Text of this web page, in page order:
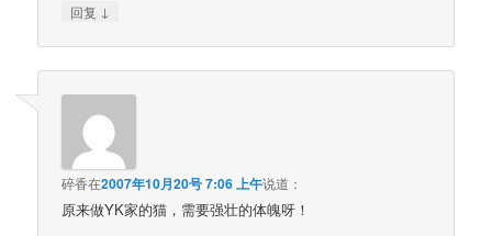
回复 ↓
碎香在2007年10月20号 7:06 上午说道：
原来做YK家的猫，需要强壮的体魄呀！